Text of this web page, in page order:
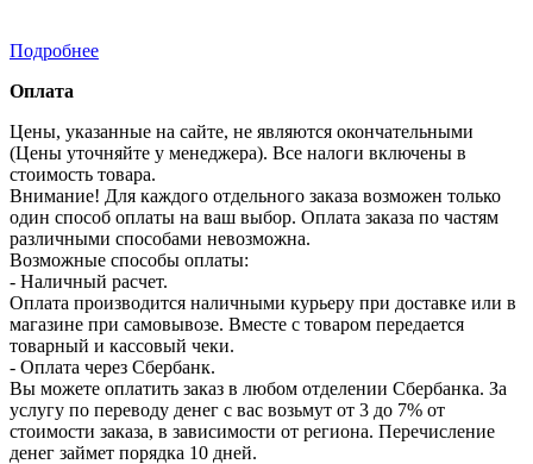
Подробнее
Оплата
Цены, указанные на сайте, не являются окончательными
(Цены уточняйте у менеджера). Все налоги включены в
стоимость товара.
Внимание! Для каждого отдельного заказа возможен только
один способ оплаты на ваш выбор. Оплата заказа по частям
различными способами невозможна.
Возможные способы оплаты:
- Наличный расчет.
Оплата производится наличными курьеру при доставке или в
магазине при самовывозе. Вместе с товаром передается
товарный и кассовый чеки.
- Оплата через Сбербанк.
Вы можете оплатить заказ в любом отделении Сбербанка. За
услугу по переводу денег с вас возьмут от 3 до 7% от
стоимости заказа, в зависимости от региона. Перечисление
денег займет порядка 10 дней.